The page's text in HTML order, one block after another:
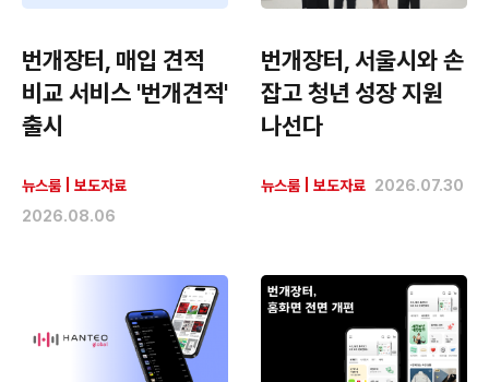
번개장터, 매입 견적
비교 서비스 '번개견적'
출시
뉴스룸
보도자료
2026.08.06
번개장터, 서울시와 손
잡고 청년 성장 지원
나선다
뉴스룸 보도자료 2026.07.30